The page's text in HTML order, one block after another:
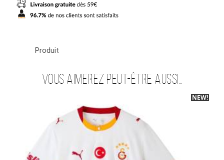
Produit
Vous aimerez peut-être aussi…
NEW!